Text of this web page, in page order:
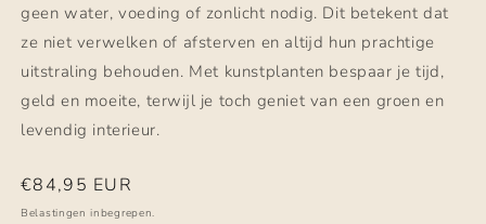
geen water, voeding of zonlicht nodig. Dit betekent dat
ze niet verwelken of afsterven en altijd hun prachtige
uitstraling behouden. Met kunstplanten bespaar je tijd,
geld en moeite, terwijl je toch geniet van een groen en
levendig interieur.
Normale
prijs
€84,95 EUR
Belastingen inbegrepen.